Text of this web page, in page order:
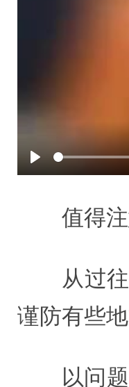
Play
值得
从过
谨防有些
以问